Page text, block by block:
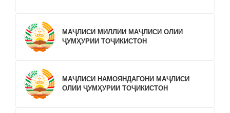
МАҶЛИСИ МИЛЛИИ МАҶЛИСИ ОЛИИ
ҶУМҲУРИИ ТОҶИКИСТОН
МАҶЛИСИ НАМОЯНДАГОНИ МАҶЛИСИ
ОЛИИ ҶУМҲУРИИ ТОҶИКИСТОН